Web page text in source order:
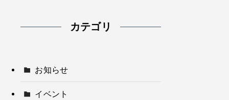
カテゴリ
お知らせ
イベント